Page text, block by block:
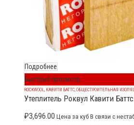
Подробнее
Быстрый просмотр
ROCKWOOL КАВИТИ БАТТС ОБЩЕСТРОИТЕЛЬНАЯ
Утеплитель Роквул Кавити
₽3,696.00 Цена за куб В связи с